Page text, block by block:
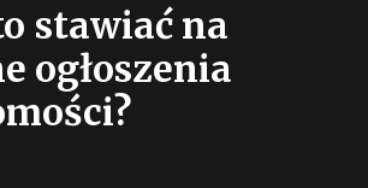
stawiać na
ogłoszenia